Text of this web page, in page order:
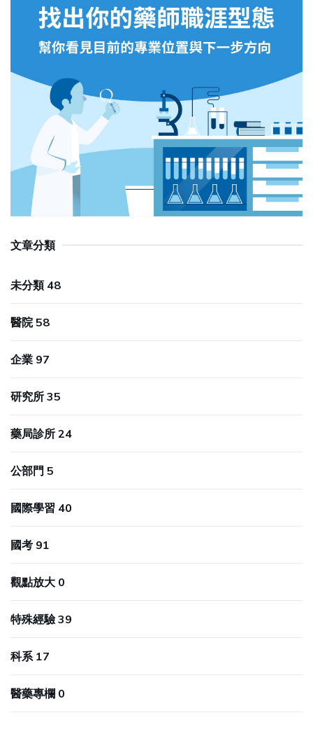
文章分類
未分類 48
醫院 58
企業 97
研究所 35
藥局診所 24
公部門 5
國際學習 40
國考 91
觀點放大 0
特殊經驗 39
科系 17
醫藥專欄 0